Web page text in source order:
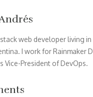
stack web developer living in
I work for Rainmaker
Vice-President of DevOps.